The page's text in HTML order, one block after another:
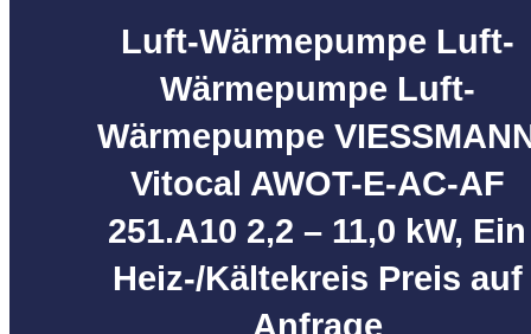
Luft-Wärmepumpe Luft-
Wärmepumpe Luft-
Wärmepumpe
Vitocal AWOT-E-AC-AF
251.A10 2,2 – 11,0 kW, Ein
Heiz-/Kältekreis Preis auf
Anfrage